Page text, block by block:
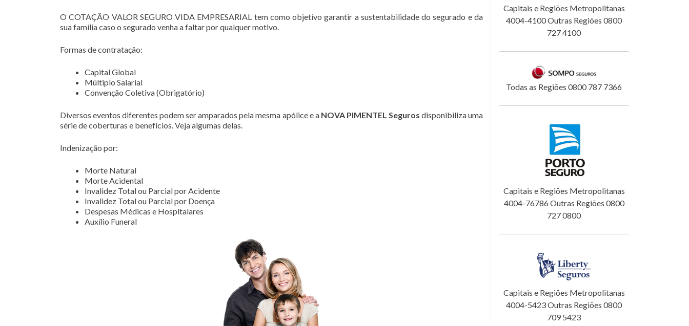
O COTAÇÃO VALOR SEGURO VIDA EMPRESARIAL tem como objetivo garantir a sustentabilidade do segurado e da
sua família caso o segurado venha a faltar por qualquer motivo.
Formas de contratação:
Capital Global
Múltiplo Salarial
Convenção Coletiva (Obrigatório)
Diversos eventos diferentes podem ser amparados pela mesma apólice e a NOVA PIMENTEL Seguros disponibiliza uma
série de coberturas e benefícios. Veja algumas delas.
Indenização por:
Morte Natural
Morte Acidental
Invalidez Total ou Parcial por Acidente
Invalidez Total ou Parcial por Doença
Despesas Médicas e Hospitalares
Auxílio Funeral
Capitais e Regiões Metropolitanas
4004-4100 Outras Regiões 0800
727 4100
Todas as Regiões 0800 787 7366
Capitais e Regiões Metropolitanas
4004-76786 Outras Regiões 0800
727 0800
Capitais e Regiões Metropolitanas
4004-5423 Outras Regiões 0800
709 5423